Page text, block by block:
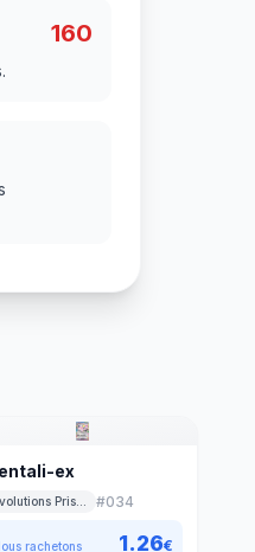
160
ex
#034
rachetons 1.26€